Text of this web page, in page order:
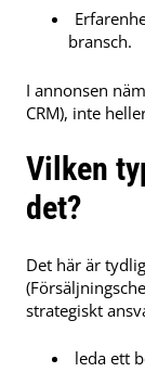
bransch.
I annonsen
CRM), inte
Vilken
det?
Det här är
strategiskt
leda ett